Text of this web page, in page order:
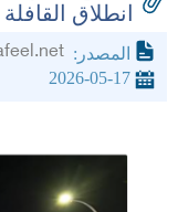
انطلاق
المصدر:
2026-05-17